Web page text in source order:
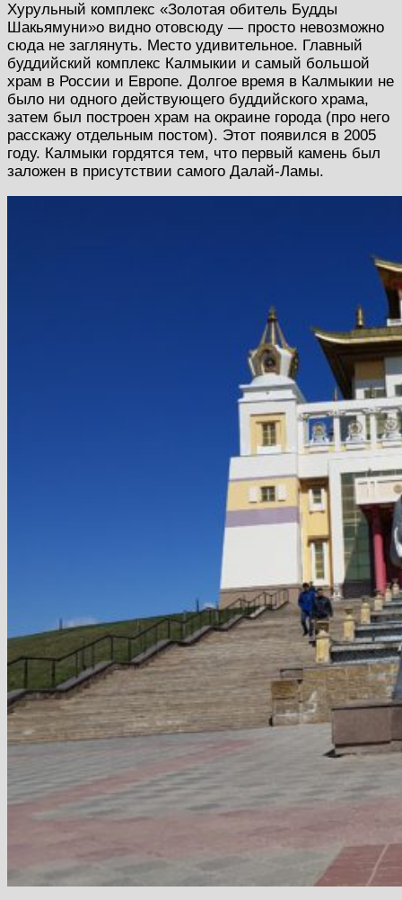
Хурульный комплекс «Золотая обитель Будды
Шакьямуни»о видно отовсюду — просто невозможно
сюда не заглянуть. Место удивительное. Главный
буддийский комплекс Калмыкии и самый большой
храм в России и Европе. Долгое время в Калмыкии не
было ни одного действующего буддийского храма,
затем был построен храм на окраине города (про него
расскажу отдельным постом). Этот появился в 2005
году. Калмыки гордятся тем, что первый камень был
заложен в присутствии самого Далай-Ламы.